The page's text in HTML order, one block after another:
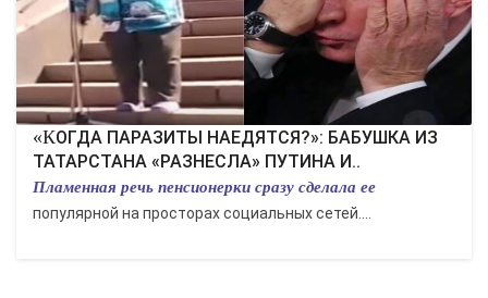
«КОГДА ПАРАЗИТЫ НАЕДЯТСЯ?»: БАБУШКА ИЗ
ТАТАРСТАНА «РАЗНЕСЛА» ПУТИНА И..
Пламенная речь пенсионерки сразу сделала ее
популярной на просторах социальных сетей....